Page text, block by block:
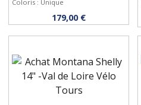
Acheter
Coloris : Unique
179,00 €